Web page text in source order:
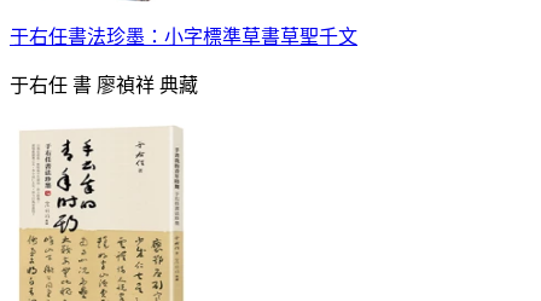
于右任書法珍墨：小字標準草書草聖千文
于右任 書 廖禎祥 典藏